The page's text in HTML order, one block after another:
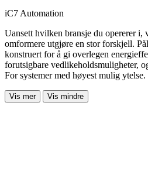
iC7 Automation
Uansett hvilken bransje du opererer i,
omformere utgjøre en stor forskjell.
konstruert for å gi overlegen
forutsigbare vedlikeholdsmuligheter,
For systemer med høyest mulig ytelse.
Vis mer Vis mindre